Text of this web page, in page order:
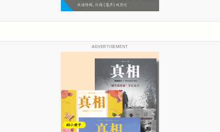
ADVERTISEMENT